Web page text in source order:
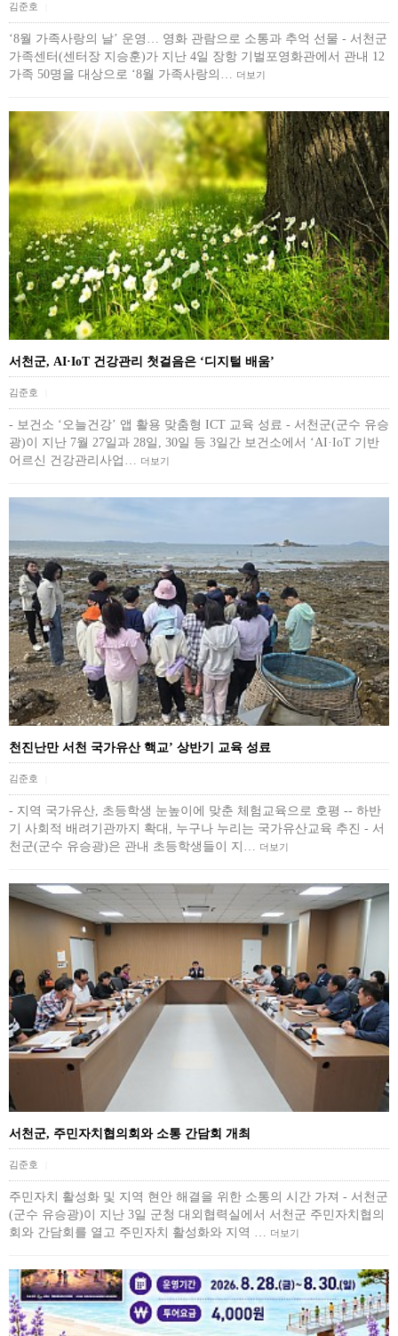
김준호
‘8월 가족사랑의 날’ 운영… 영화 관람으로 소통과 추억 선물 - 서천군
가족센터(센터장 지승훈)가 지난 4일 장항 기벌포영화관에서 관내 12
가족 50명을 대상으로 ‘8월 가족사랑의… 더보기
서천군, AI·IoT 건강관리 첫걸음은 ‘디지털 배움’
김준호
- 보건소 ‘오늘건강’ 앱 활용 맞춤형 ICT 교육 성료 - 서천군(군수 유승
광)이 지난 7월 27일과 28일, 30일 등 3일간 보건소에서 ‘AI·IoT 기반
어르신 건강관리사업… 더보기
천진난만 서천 국가유산 핵교’ 상반기 교육 성료
김준호
- 지역 국가유산, 초등학생 눈높이에 맞춘 체험교육으로 호평 -- 하반
기 사회적 배려기관까지 확대, 누구나 누리는 국가유산교육 추진 - 서
천군(군수 유승광)은 관내 초등학생들이 지…
더보기
서천군, 주민자치협의회와 소통 간담회 개최
김준호
주민자치 활성화 및 지역 현안 해결을 위한 소통의 시간 가져 - 서천군
(군수 유승광)이 지난 3일 군청 대외협력실에서 서천군 주민자치협의
회와 간담회를 열고 주민자치 활성화와 지역 …
더보기